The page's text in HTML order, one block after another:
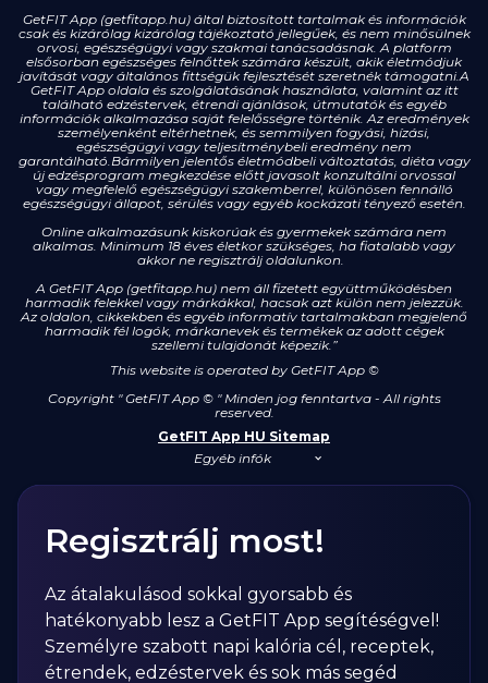
GetFIT App (getfitapp.hu) által biztosított tartalmak és információk
csak és kizárólag kizárólag tájékoztató jellegűek, és nem minősülnek
orvosi, egészségügyi vagy szakmai tanácsadásnak. A platform
elsősorban egészséges felnőttek számára készült, akik életmódjuk
javítását vagy általános fittségük fejlesztését szeretnék támogatni.A
GetFIT App oldala és szolgálatásának használata, valamint az itt
található edzéstervek, étrendi ajánlások, útmutatók és egyéb
információk alkalmazása saját felelősségre történik. Az eredmények
személyenként eltérhetnek, és semmilyen fogyási, hízási,
egészségügyi vagy teljesítménybeli eredmény nem
garantálható.Bármilyen jelentős életmódbeli változtatás, diéta vagy
új edzésprogram megkezdése előtt javasolt konzultálni orvossal
vagy megfelelő egészségügyi szakemberrel, különösen fennálló
egészségügyi állapot, sérülés vagy egyéb kockázati tényező esetén.
Online alkalmazásunk kiskorúak és gyermekek számára nem
alkalmas. Minimum 18 éves életkor szükséges, ha fiatalabb vagy
akkor ne regisztrálj oldalunkon.
A GetFIT App (getfitapp.hu) nem áll fizetett együttműködésben
harmadik felekkel vagy márkákkal, hacsak azt külön nem jelezzük.
Az oldalon, cikkekben és egyéb informatív tartalmakban megjelenő
harmadik fél logók, márkanevek és termékek az adott cégek
szellemi tulajdonát képezik.”
This website is operated by GetFIT App ©
Copyright " GetFIT App © " Minden jog fenntartva - All rights
reserved.
GetFIT App HU Sitemap
Egyéb infók
Regisztrálj most!
Az átalakulásod sokkal gyorsabb és
hatékonyabb lesz a GetFIT App segítéségvel!
Személyre szabott napi kalória cél, receptek,
étrendek, edzéstervek és sok más segéd